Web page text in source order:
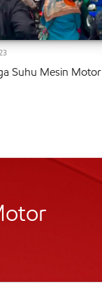
Suhu Mesin Motor